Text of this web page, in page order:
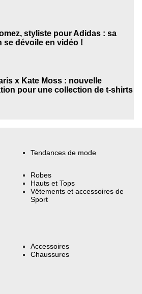
styliste pour Adidas : sa
se dévoile en vidéo !
x Kate Moss : nouvelle
pour une collection de t-shirts
Tendances de mode
Robes
Hauts et Tops
Vêtements et accessoires de
Sport
Accessoires
Chaussures